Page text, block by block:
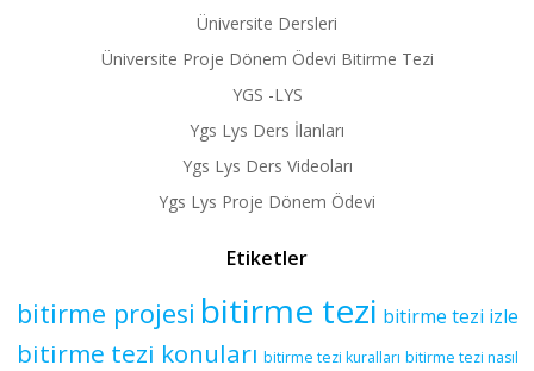
Üniversite Dersleri
Üniversite Proje Dönem Ödevi Bitirme Tezi
YGS -LYS
Ygs Lys Ders İlanları
Ygs Lys Ders Videoları
Ygs Lys Proje Dönem Ödevi
Etiketler
bitirme projesi bitirme tezi bitirme tezi izle
bitirme tezi konuları bitirme tezi kuralları bitirme tezi nasıl